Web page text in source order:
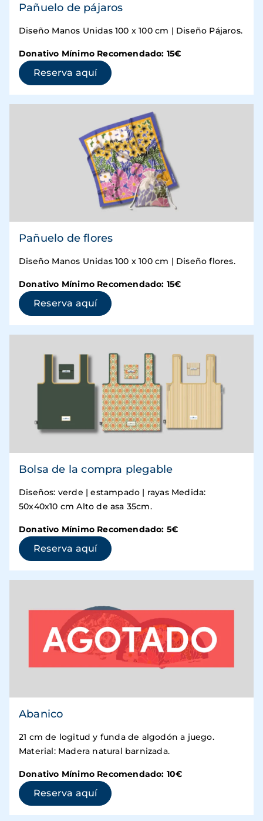
Pañuelo de pájaros
Diseño Manos Unidas 100 x 100 cm | Diseño Pájaros.
Donativo Mínimo Recomendado: 15€
Reserva aquí(se abre en una ventana nueva)
Pañuelo de flores
Diseño Manos Unidas 100 x 100 cm | Diseño flores.
Donativo Mínimo Recomendado: 15€
Reserva aquí(se abre en una ventana nueva)
Bolsa de la compra plegable
Diseños: verde | estampado | rayas Medida:
50x40x10 cm Alto de asa 35cm.
Donativo Mínimo Recomendado: 5€
Reserva aquí(se abre en una ventana nueva)
Abanico
21 cm de logitud y funda de algodón a juego.
Material: Madera natural barnizada.
Donativo Mínimo Recomendado: 10€
Reserva aquí(se abre en una ventana nueva)